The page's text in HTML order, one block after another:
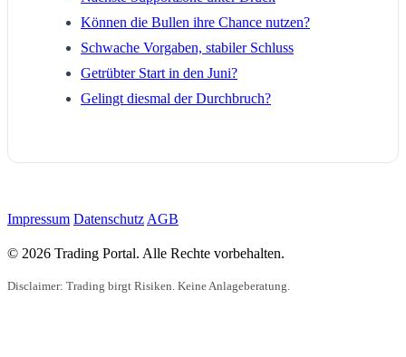
Können die Bullen ihre Chance nutzen?
Schwache Vorgaben, stabiler Schluss
Getrübter Start in den Juni?
Gelingt diesmal der Durchbruch?
Impressum Datenschutz AGB
© 2026 Trading Portal. Alle Rechte vorbehalten.
Disclaimer: Trading birgt Risiken. Keine Anlageberatung.